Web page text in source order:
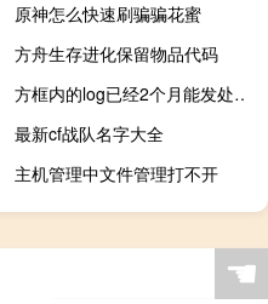
原神怎么快速刷骗骗花蜜
方舟生存进化保留物品代码
方框内的log已经2个月能发处理掉关系到服务器的安全根本问题
最新cf战队名字大全
主机管理中文件管理打不开
☚